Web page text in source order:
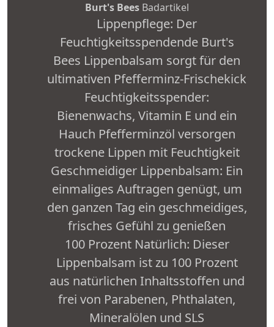
Burt's Bees Badartikel
Lippenpflege: Der
Feuchtigkeitsspendende Burt's
Bees Lippenbalsam sorgt für den
ultimativen Pfefferminz-Frischekick
Feuchtigkeitsspender:
Bienenwachs, Vitamin E und ein
Hauch Pfefferminzöl versorgen
trockene Lippen mit Feuchtigkeit
Geschmeidiger Lippenbalsam: Ein
einmaliges Auftragen genügt, um
den ganzen Tag ein geschmeidiges,
frisches Gefühl zu genießen
100 Prozent Natürlich: Dieser
Lippenbalsam ist zu 100 Prozent
aus natürlichen Inhaltsstoffen und
frei von Parabenen, Phthalaten,
Mineralölen und SLS